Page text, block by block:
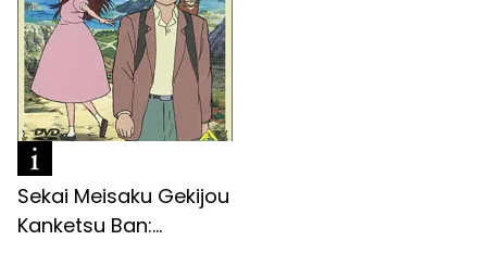
Sekai Meisaku Gekijou
Kanketsu Ban:...